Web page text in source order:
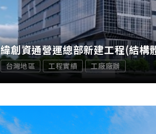
緯創資通營運總部新建工程(結構
台灣地區 工程實績 工廠廠辦